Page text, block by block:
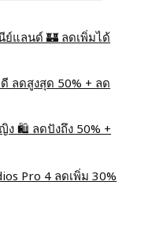
ย์แลนด์ 🏰 ลดเพิ่มได้
ลดสูงสุด 50% + ลด
ง 🛍️ ลดปังถึง 50% +
Pro 4 ลดเพิ่ม 30%